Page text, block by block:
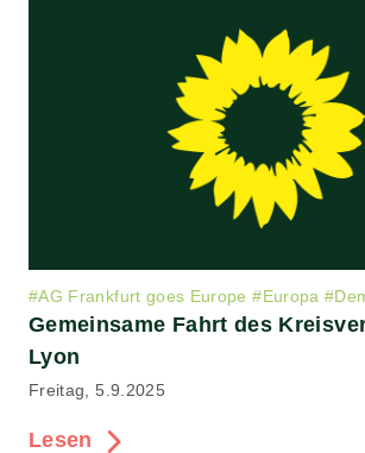
#AG Frankfurt goes Europe #Europa #
Gemeinsame Fahrt des
Lyon
Freitag, 5.9.2025
Lesen